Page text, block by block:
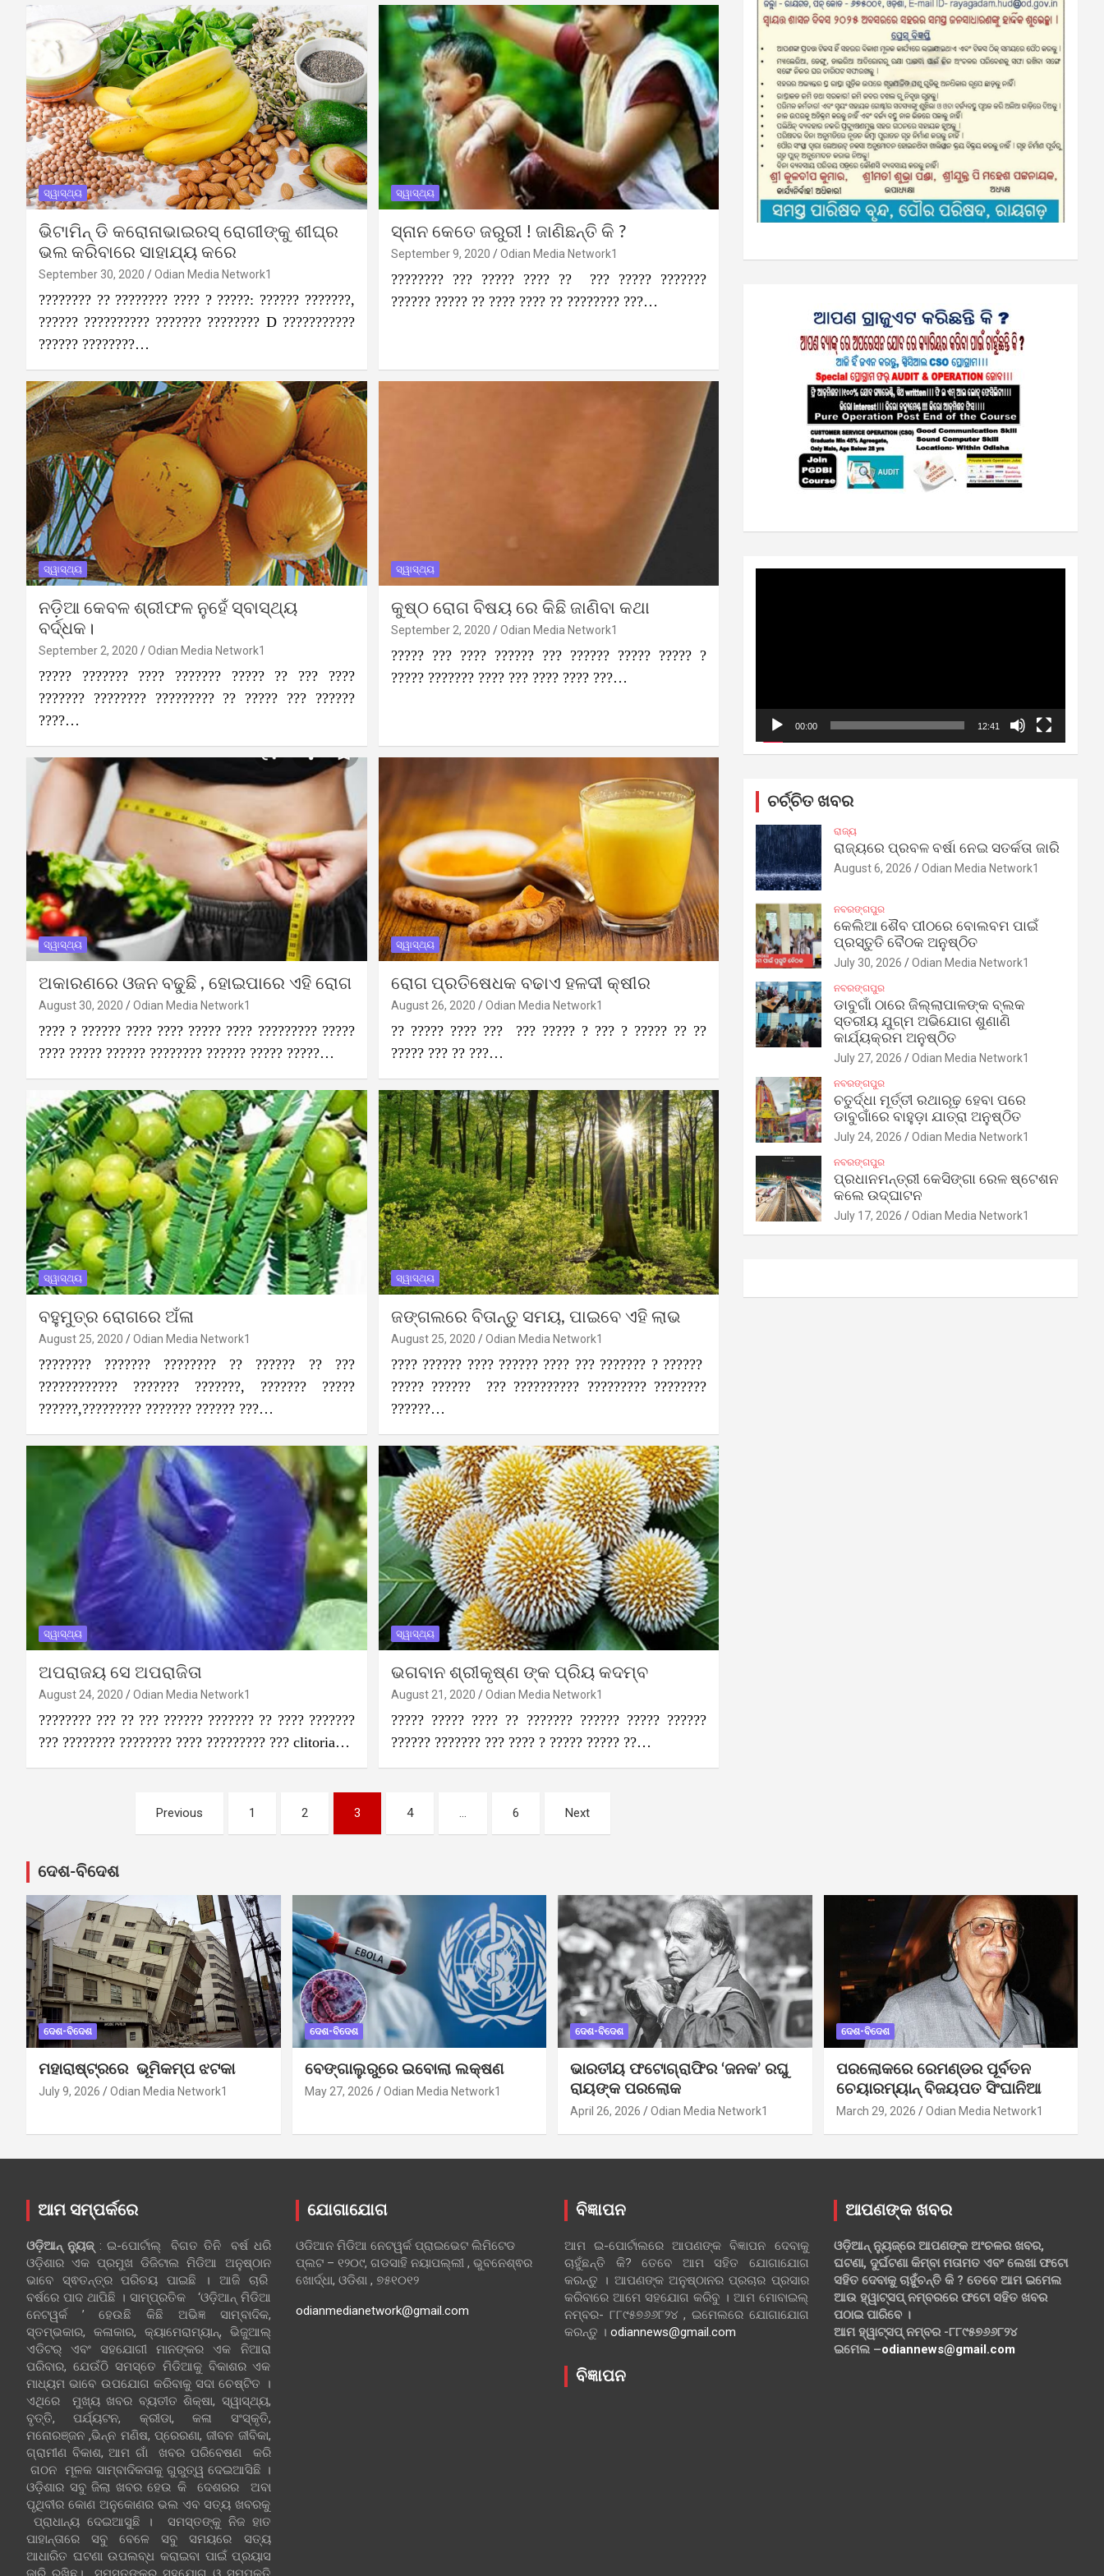
ସ୍ୱାସ୍ଥ୍ୟ
ଭିଟାମିନ୍ ଡି କରୋନାଭାଇରସ୍ ରୋଗୀଙ୍କୁ ଶୀଘ୍ର
ଭଲ କରିବାରେ ସାହାଯ୍ୟ କରେ
September 30, 2020 Odian Media Network1
???????? ?? ???????? ???? ? ?????: ?????? ???????,
?????? ?????????? ??????? ???????? D ???????????
?????? ????????…
ସ୍ୱାସ୍ଥ୍ୟ
ସ୍ନାନ କେତେ ଜରୁରୀ ! ଜାଣିଛନ୍ତି କି ?
September 9, 2020 Odian Media Network1
???????? ??? ????? ???? ?? ??? ????? ???????
?????? ????? ?? ???? ???? ?? ???????? ???…
ସ୍ୱାସ୍ଥ୍ୟ
ନଡ଼ିଆ କେବଳ ଶ୍ରୀଫଳ ନୁହେଁ ସ୍ବାସ୍ଥ୍ୟ
ବର୍ଦ୍ଧକ।
September 2, 2020 Odian Media Network1
????? ??????? ???? ??????? ????? ?? ??? ????
??????? ???????? ????????? ?? ????? ??? ??????
????…
ସ୍ୱାସ୍ଥ୍ୟ
କୁଷ୍ଠ ରୋଗ ବିଷୟ ରେ କିଛି ଜାଣିବା କଥା
September 2, 2020 Odian Media Network1
????? ??? ???? ?????? ??? ?????? ????? ????? ?
????? ??????? ???? ??? ???? ???? ???…
ସ୍ୱାସ୍ଥ୍ୟ
ଅକାରଣରେ ଓଜନ ବଢୁଛି , ହୋଇପାରେ ଏହି ରୋଗ
August 30, 2020 Odian Media Network1
???? ? ?????? ???? ???? ????? ???? ????????? ?????
???? ????? ?????? ???????? ?????? ????? ?????…
ସ୍ୱାସ୍ଥ୍ୟ
ରୋଗ ପ୍ରତିଷେଧକ ବଢାଏ ହଳଦୀ କ୍ଷୀର
August 26, 2020 Odian Media Network1
?? ????? ???? ??? ??? ????? ? ??? ? ????? ?? ??
????? ??? ?? ???…
ସ୍ୱାସ୍ଥ୍ୟ
ବହୁମୁତ୍ର ରୋଗରେ ଅଁଳା
August 25, 2020 Odian Media Network1
???????? ??????? ???????? ?? ?????? ?? ???
???????????? ??????? ???????, ??????? ?????
??????,????????? ??????? ?????? ???…
ସ୍ୱାସ୍ଥ୍ୟ
ଜଙ୍ଗଲରେ ବିତାନ୍ତୁ ସମୟ, ପାଇବେ ଏହି ଲାଭ
August 25, 2020 Odian Media Network1
???? ?????? ???? ?????? ???? ??? ??????? ? ??????
????? ?????? ??? ?????????? ????????? ????????
??????…
ସ୍ୱାସ୍ଥ୍ୟ
ଅପରାଜୟ ସେ ଅପରାଜିତା
August 24, 2020 Odian Media Network1
???????? ??? ?? ??? ?????? ??????? ?? ???? ???????
??? ???????? ???????? ???? ????????? ??? clitoria…
ସ୍ୱାସ୍ଥ୍ୟ
ଭଗବାନ ଶ୍ରୀକୃଷ୍ଣ ଙ୍କ ପ୍ରିୟ କଦମ୍ବ
August 21, 2020 Odian Media Network1
????? ????? ???? ?? ??????? ?????? ????? ??????
?????? ??????? ??? ???? ? ????? ????? ??…
pagination
Previous 1 2 3 4 … 6 Next
00:00 12:41
ଚର୍ଚ୍ଚିତ ଖବର
ରାଜ୍ୟ
ରାଜ୍ୟରେ ପ୍ରବଳ ବର୍ଷା ନେଇ ସତର୍କତା ଜାରି
August 6, 2026 Odian Media Network1
ନବରଙ୍ଗପୁର
କେଲିଆ ଶୈବ ପୀଠରେ ବୋଲବମ ପାଇଁ
ପ୍ରସ୍ତୁତି ବୈଠକ ଅନୁଷ୍ଠିତ
July 30, 2026 Odian Media Network1
ନବରଙ୍ଗପୁର
ଡାବୁଗାଁ ଠାରେ ଜିଲ୍ଲାପାଳଙ୍କ ବ୍ଲକ
ସ୍ତରୀୟ ଯୁଗ୍ମ ଅଭିଯୋଗ ଶୁଣାଣି
କାର୍ଯ୍ୟକ୍ରମ ଅନୁଷ୍ଠିତ
July 27, 2026 Odian Media Network1
ନବରଙ୍ଗପୁର
ଚତୁର୍ଦ୍ଧା ମୂର୍ତ୍ତୀ ରଥାରୂଢ଼ ହେବା ପରେ
ଡାବୁଗାଁରେ ବାହୁଡ଼ା ଯାତ୍ରା ଅନୁଷ୍ଠିତ
July 24, 2026 Odian Media Network1
ନବରଙ୍ଗପୁର
ପ୍ରଧାନମନ୍ତ୍ରୀ କେସିଙ୍ଗା ରେଳ ଷ୍ଟେଶନ
କଲେ ଉଦ୍‌ଘାଟନ
July 17, 2026 Odian Media Network1
ଦେଶ-ବିଦେଶ
ଦେଶ-ବିଦେଶ
ମହାରାଷ୍ଟ୍ରରେ ଭୂମିକମ୍ପ ଝଟକା
July 9, 2026 Odian Media Network1
ଦେଶ-ବିଦେଶ
ବେଙ୍ଗାଲୁରୁରେ ଇବୋଲା ଲକ୍ଷଣ
May 27, 2026 Odian Media Network1
ଦେଶ-ବିଦେଶ
ଭାରତୀୟ ଫଟୋଗ୍ରାଫିର ‘ଜନକ’ ରଘୁ
ରାୟଙ୍କ ପରଲୋକ
April 26, 2026 Odian Media Network1
ଦେଶ-ବିଦେଶ
ପରଲୋକରେ ରେମଣ୍ଡର ପୂର୍ବତନ
ଚେୟାରମ୍ୟାନ୍ ବିଜୟପତ ସିଂଘାନିଆ
March 29, 2026 Odian Media Network1
ଆମ ସମ୍ପର୍କରେ
ଓଡ଼ିଆନ୍‍ ନ୍ୟୁଜ୍‍: ଇ-ପୋର୍ଟାଲ୍ ବିଗତ ତିନି ବର୍ଷ ଧରି
ଓଡ଼ିଶାର ଏକ ପ୍ରମୁଖ ଡିଜିଟାଲ ମିଡିଆ ଅନୁଷ୍ଠାନ
ଭାବେ ସ୍ଵତନ୍ତ୍ର ପରିଚୟ ପାଇଛି । ଆଜି ଚାରି
ବର୍ଷରେ ପାଦ ଥାପିଛି । ସାମ୍ପ୍ରତିକ ‘ଓଡ଼ିଆନ୍‍ ମିଡିଆ
ନେଟୱର୍କ ’ ହେଉଛି କିଛି ଅଭିଜ୍ଞ ସାମ୍ବାଦିକ,
ସ୍ତମ୍ଭକାର, କଳାକାର, କ୍ୟାମେରାମ୍ୟାନ୍, ଭିଜୁଆଲ୍
ଏଡିଟର୍ ଏବଂ ସହଯୋଗୀ ମାନଙ୍କର ଏକ ନିଆରା
ପରିବାର, ଯେଉଁଠି ସମସ୍ତେ ମିଡିଆକୁ ବିକାଶର ଏକ
ମାଧ୍ୟମ ଭାବେ ଉପଯୋଗ କରିବାକୁ ସଦା ଚେଷ୍ଟିତ ।
ଏଥିରେ ମୁଖ୍ୟ ଖବର ବ୍ୟତୀତ ଶିକ୍ଷା, ସ୍ୱାସ୍ଥ୍ୟ,
ବୃତ୍ତି, ପର୍ଯ୍ୟଟନ, କ୍ରୀଡା, କଳା ସଂସ୍କୃତି,
ମନୋରଞ୍ଜନ ,ଭିନ୍ନ ମଣିଷ, ପ୍ରେରଣା, ଜୀବନ ଜୀବିକା,
ଗ୍ରାମୀଣ ବିକାଶ, ଆମ ଗାଁ ଖବର ପରିବେଷଣ କରି
ଗଠନ ମୂଳକ ସାମ୍ବାଦିକତାକୁ ଗୁରୁତ୍ୱ ଦେଇଆସିଛି ।
ଓଡ଼ିଶାର ସବୁ ଜିଲା ଖବର ହେଉ କି ଦେଶରର ଅବା
ପୃଥିବୀର କୋଣ ଅନୁକୋଣର ଭଲ ଏବ ସତ୍ୟ ଖବରକୁ
ପ୍ରାଧାନ୍ୟ ଦେଇଆସୁଛି । ସମସ୍ତଙ୍କୁ ନିଜ ହାତ
ପାହାନ୍ତାରେ ସବୁ ବେଳେ ସବୁ ସମୟରେ ସତ୍ୟ
ଆଧାରିତ ଘଟଣା ଉପଲବ୍ଧ କରାଇବା ପାଇଁ ପ୍ରୟାସ
ଯୋଗାଯୋଗ
ଓଡିଆନ ମିଡିଆ ନେଟୱର୍କ ପ୍ରାଇଭେଟ ଲିମିଟେଡ
ପ୍ଲଟ – ୧୨୦୯, ଗଡସାହି ନୟାପଲ୍ଲୀ , ଭୁବନେଶ୍ଵର
ଖୋର୍ଦ୍ଧା, ଓଡିଶା , ୭୫୧୦୧୨
odianmedianetwork@gmail.com
ବିଜ୍ଞାପନ
ଆମ ଇ-ପୋର୍ଟାଲରେ ଆପଣଙ୍କ ବିଜ୍ଞାପନ ଦେବାକୁ
ଚାହୁଁଛନ୍ତି କି? ତେବେ ଆମ ସହିତ ଯୋଗାଯୋଗ
କରନ୍ତୁ । ଆପଣଙ୍କ ଅନୁଷ୍ଠାନର ପ୍ରଚାର ପ୍ରସାର
କରିବାରେ ଆମେ ସହଯୋଗ କରିବୁ । ଆମ ମୋବାଇଲ୍
ନମ୍ବର- ୮୮୯୫୭୬୬୮୨୪ , ଇମେଲରେ ଯୋଗାଯୋଗ
କରନ୍ତୁ । odiannews@gmail.com
ବିଜ୍ଞାପନ
ଆପଣଙ୍କ ଖବର
ଓଡ଼ିଆନ୍ ନ୍ୟୁଜ୍‌ରେ ଆପଣଙ୍କ ଅଂଚଳର ଖବର,
ଘଟଣା, ଦୁର୍ଘଟଣା କିମ୍ବା ମତାମତ ଏବଂ ଲେଖା ଫଟୋ
ସହିତ ଦେବାକୁ ଚାହୁଁଚନ୍ତି କି ? ତେବେ ଆମ ଇମେଲ
ଆଉ ହ୍ୱାଟ୍‌ସପ୍ ନମ୍ବରରେ ଫଟୋ ସହିତ ଖବର
ପଠାଇ ପାରିବେ ।
ଆମ ହ୍ୱାଟ୍‌ସପ୍ ନମ୍ବର -୮୮୯୫୭୬୬୮୨୪
ଇମେଲ –odiannews@gmail.com